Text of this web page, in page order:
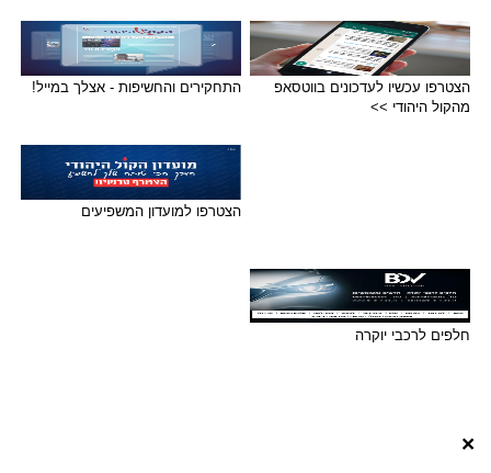
הצטרפו עכשיו לעדכונים בווטסאפ
מהקול היהודי >>
התחקירים והחשיפות - אצלך במייל!
הצטרפו למועדון המשפיעים
חלפים לרכבי יוקרה
×